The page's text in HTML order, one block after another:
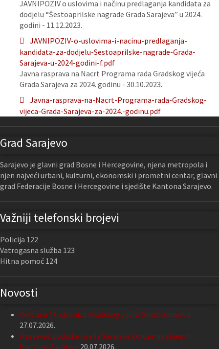
JAVNIPOZIV o uslovima i načinu predlaganja kandidata za
dodjelu “Šestoaprilske nagrade Grada Sarajeva” u 2024.
godini - 11.12.2023.
JAVNIPOZIV-o-uslovima-i-nacinu-predlaganja-
kandidata-za-dodjelu-Sestoaprilske-nagrade-Grada-
Sarajeva-u-2024-godini-f.pdf
Javna rasprava na Nacrt Programa rada Gradskog vijeća
Grada Sarajeva za 2024. godinu - 30.10.2023.
Javna-rasprava-na-Nacrt-Programa-rada-Gradskog-
vijeca-Grada-Sarajeva-za-2024.-godinu.pdf
Grad Sarajevo
Sarajevo je glavni grad Bosne i Hercegovine, njena metropola i
njen najveći urbani, kulturni, ekonomski i prometni centar, glavni
grad Federacije Bosne i Hercegovine i sjedište Kantona Sarajevo.
Važniji telefonski brojevi
Policija 122
Vatrogasna služba 123
Hitna pomoć 124
Novosti
Održana 13. sjednica Gradskog vijeća Grada Sarajeva
27.07.2026.
Nastavak podrške Grada Sarajeva Udruženju slijepih
Kantona Sarajevo 20.07.2026.